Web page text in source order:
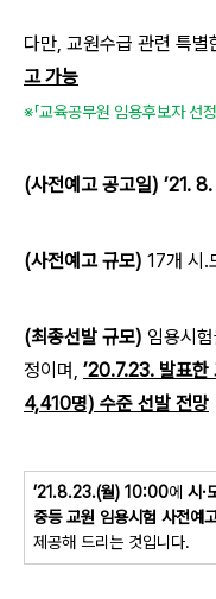
다만, 교원수급 관련 특별
고 가능
※「교육공무원 임용후보자 선
(사전예고 공고일) ’21.
(사전예고 규모) 17개 시․
(최종선발 규모) 임용시
정이며, ’20.7.23. 발표
4,410명) 수준 선발 전망
’21.8.23.(월) 10:00에 시·
중등 교원 임용시험 사전예
제공해 드리는 것입니다.